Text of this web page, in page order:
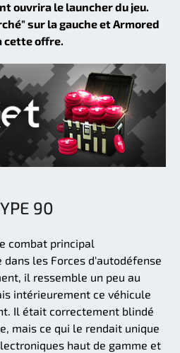
ouvrira le launcher du jeu.
sur la gauche et Armored
cette offre.
90
combat principal
les Forces d'autodéfense
il ressemble un peu au
intérieurement ce véhicule
Il était correctement blindé
mais ce qui le rendait unique
haut de gamme et